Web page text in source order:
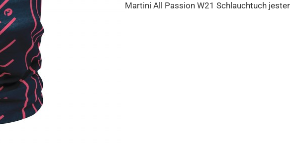
Martini All Passion W21 Schlauchtuch jester